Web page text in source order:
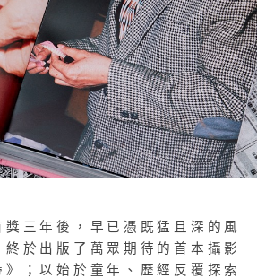
三年後，早已憑既猛且深的風
於出版了萬眾期待的首本攝影
；以始於童年、歷經反覆探索